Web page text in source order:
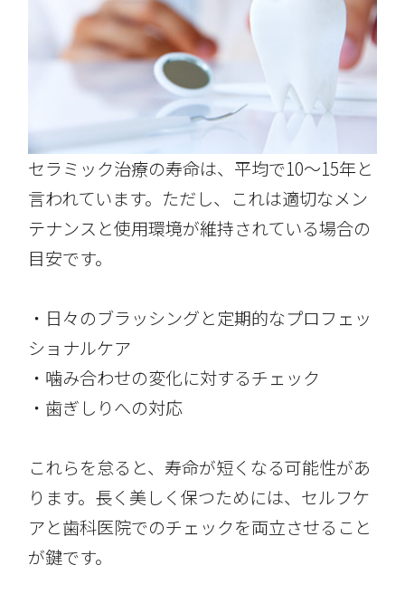
セラミック治療の寿命は、平均で10～15年と
言われています。ただし、これは適切なメン
テナンスと使用環境が維持されている場合の
目安です。
・日々のブラッシングと定期的なプロフェッ
ショナルケア
・噛み合わせの変化に対するチェック
・歯ぎしりへの対応
これらを怠ると、寿命が短くなる可能性があ
ります。長く美しく保つためには、セルフケ
アと歯科医院でのチェックを両立させること
が鍵です。